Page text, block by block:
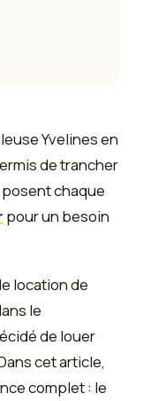
Yvelines en
de trancher
chaque
pour un besoin
location de
le
de louer
cet article,
complet : le